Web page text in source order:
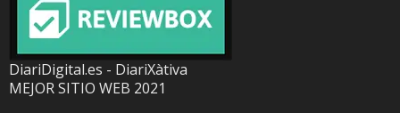
DiariDigital.es - DiariXàtiva
MEJOR SITIO WEB 2021